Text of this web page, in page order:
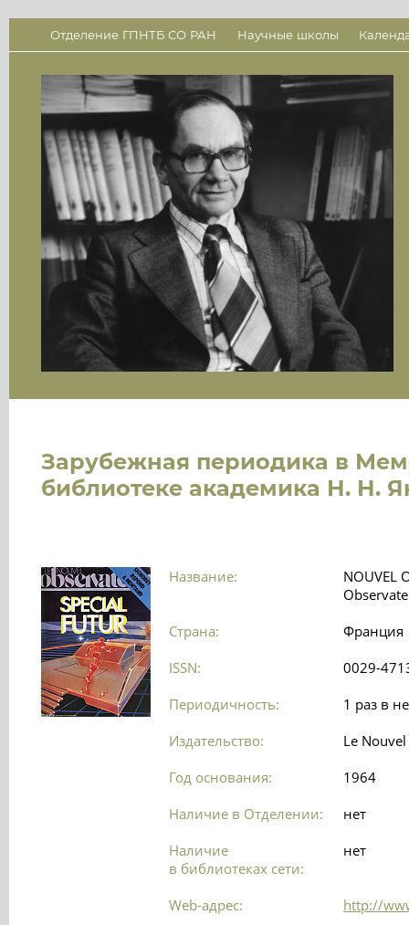
Отделение ГПНТБ СО РАН Научные школы
Зарубежная периодика в
библиотеке академика Н. Н.
Название:
NOUVEL
Страна:
Франция
ISSN:
0029-
Периодичность:
1 раз в
Издательство:
Le
Год основания:
1964
Наличие в Отделении:
нет
Наличие
в библиотеках сети:
нет
Web-адрес:
http://